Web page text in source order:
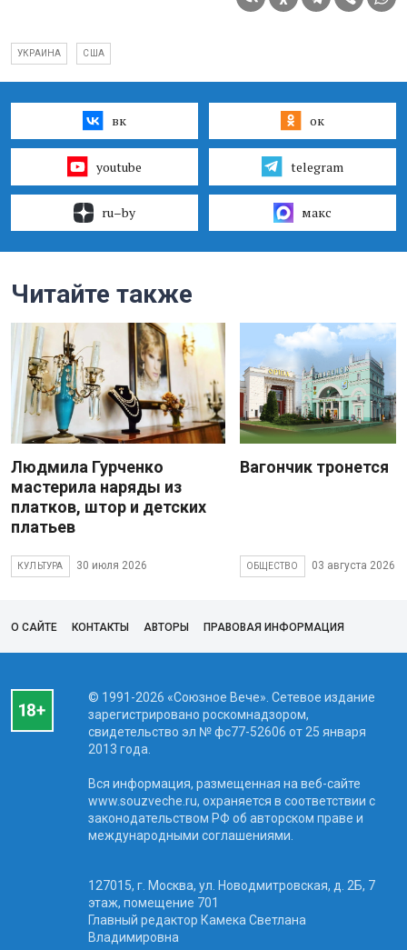
УКРАИНА США
вк ок
youtube telegram
ru–by макс
Читайте также
Людмила Гурченко
мастерила наряды из
платков, штор и детских
платьев
КУЛЬТУРА 30 июля 2026
Вагончик тронется
ОБЩЕСТВО 03 августа 2026
О САЙТЕ КОНТАКТЫ АВТОРЫ ПРАВОВАЯ ИНФОРМАЦИЯ
© 1991-2026 «Союзное Вече». Сетевое издание
зарегистрировано роскомнадзором,
свидетельство эл № фc77-52606 от 25 января
2013 года.
Вся информация, размещенная на веб-сайте
www.souzveche.ru, охраняется в соответствии с
законодательством РФ об авторском праве и
международными соглашениями.
127015, г. Москва, ул. Новодмитровская, д. 2Б, 7
этаж, помещение 701
Главный редактор Камека Светлана
Владимировна